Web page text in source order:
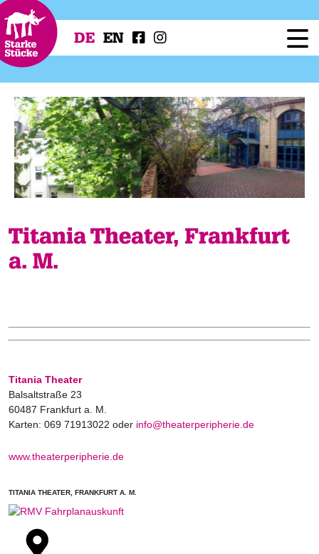
DE EN
Festival
Programm
Workshops
Festivalprojekte
Presse
Titania Theater, Frankfurt
a. M.
Titania Theater
Balsaltstraße 23
60487 Frankfurt a. M.
Karten: 069 71913022 oder info@theaterperipherie.de
www.theaterperipherie.de
TITANIA THEATER, FRANKFURT A. M.